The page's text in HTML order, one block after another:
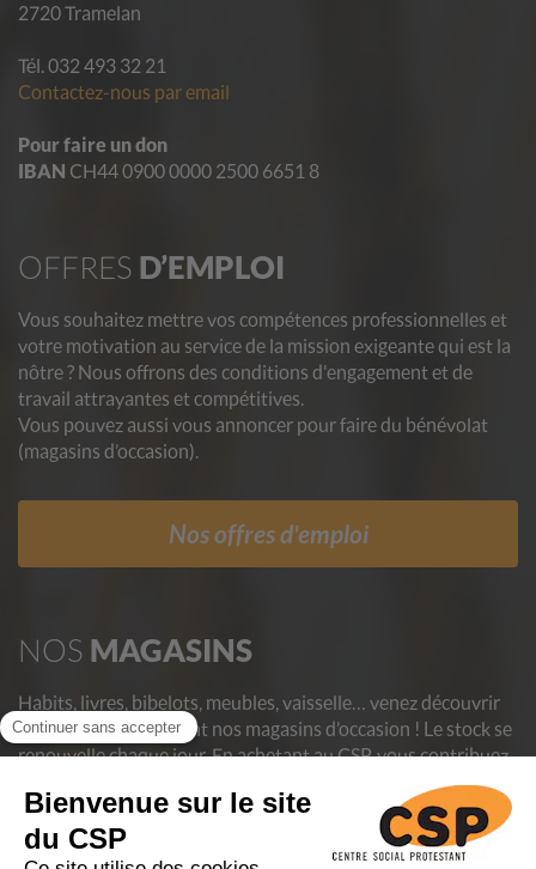
2720 Tramelan
Tél. 032 493 32 21
Contactez-nous par email
Pour faire un don
IBAN CH44 0900 0000 2500 6651 8
OFFRES D’EMPLOI
Vous souhaitez mettre vos compétences professionnelles et
votre motivation au service de la mission exigeante qui est la
nôtre ? Nous offrons des conditions d'engagement et de
travail attrayantes et compétitives.
Vous pouvez aussi vous annoncer pour faire du bénévolat
(magasins d’occasion).
Nos offres d'emploi
NOS MAGASINS
Habits, livres, bibelots, meubles, vaisselle… venez découvrir
les trésors que recèlent nos magasins d’occasion ! Le stock se
renouvelle chaque jour. En achetant au CSP, vous contribuez
à aider des personnes en difficulté et vous donnez une
deuxième vie aux objets, luttant ainsi contre le gaspillage.
Nos Magasins